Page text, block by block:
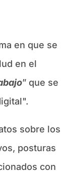
en que se
en el
” que se
sobre los
posturas
con